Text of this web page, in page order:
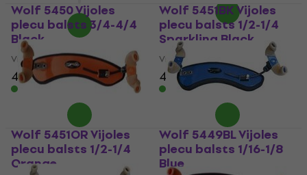
Wolf 5450 Vijoles
plecu balsts 3/4-4/4
Black
Vijoles plecu balsts
40,40 €
Ir noliktavā
Wolf 5451BK Vijoles
plecu balsts 1/2-1/4
Sparkling Black
Vijoles plecu balsts
47,90 €
Ir noliktavā
Wolf 5451OR Vijoles
plecu balsts 1/2-1/4
Orange
Wolf 5449BL Vijoles
plecu balsts 1/16-1/8
Blue